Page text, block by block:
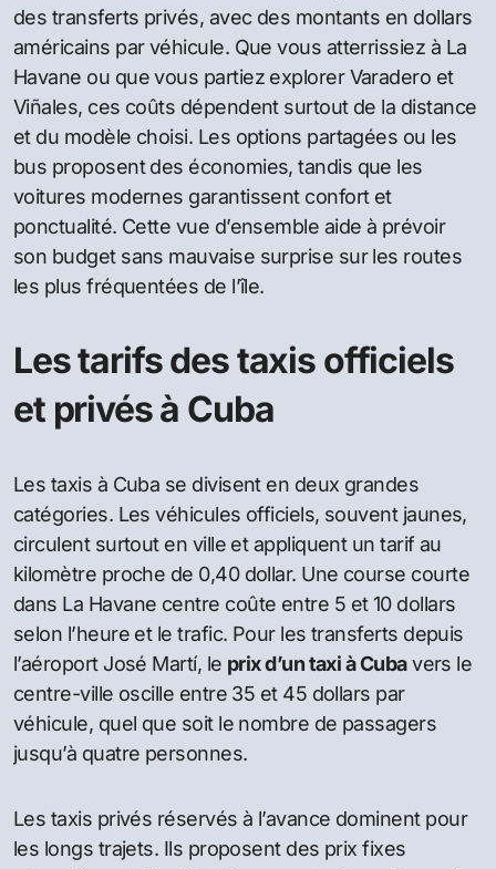
des transferts privés, avec des montants en dollars
américains par véhicule. Que vous atterrissiez à La
Havane ou que vous partiez explorer Varadero et
Viñales, ces coûts dépendent surtout de la distance
et du modèle choisi. Les options partagées ou les
bus proposent des économies, tandis que les
voitures modernes garantissent confort et
ponctualité. Cette vue d’ensemble aide à prévoir
son budget sans mauvaise surprise sur les routes
les plus fréquentées de l’île.
Les tarifs des taxis officiels
et privés à Cuba
Les taxis à Cuba se divisent en deux grandes
catégories. Les véhicules officiels, souvent jaunes,
circulent surtout en ville et appliquent un tarif au
kilomètre proche de 0,40 dollar. Une course courte
dans La Havane centre coûte entre 5 et 10 dollars
selon l’heure et le trafic. Pour les transferts depuis
l’aéroport José Martí, le prix d’un taxi à Cubavers le
centre-ville oscille entre 35 et 45 dollars par
véhicule, quel que soit le nombre de passagers
jusqu’à quatre personnes.
Les taxis privés réservés à l’avance dominent pour
les longs trajets. Ils proposent des prix fixes